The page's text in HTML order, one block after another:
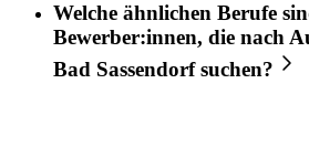
Welche ähnlichen Berufe
Bewerber:innen, die nach
Bad Sassendorfsuchen?